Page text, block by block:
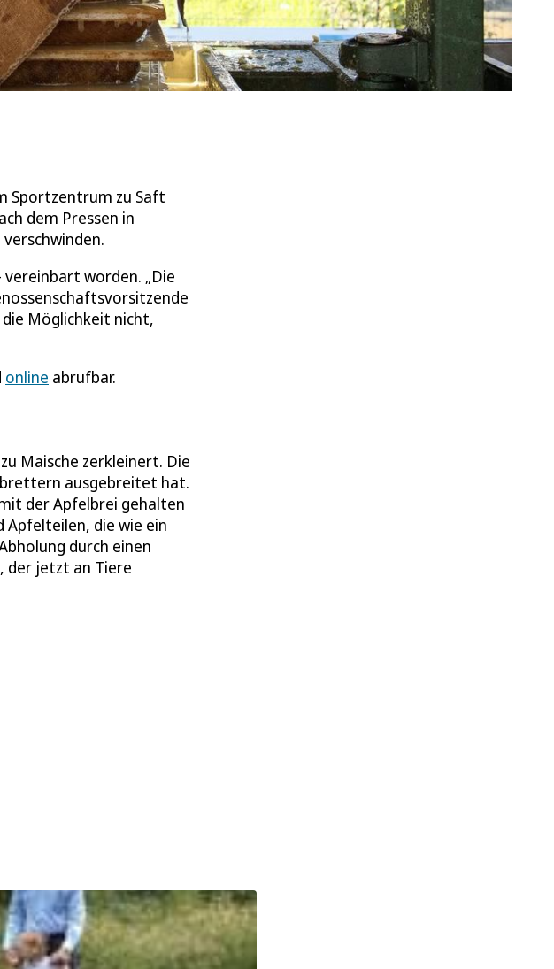
Sportzentrum zu Saft
dem Pressen in
worden. „Die
Möglichkeit nicht,
online abrufbar.
Maische zerkleinert. Die
ausgebreitet hat.
der Apfelbrei gehalten
Apfelteilen, die wie ein
durch einen
der jetzt an Tiere